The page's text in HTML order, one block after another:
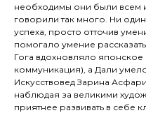
необходимы они были всем
говорили так много. Ни
успеха, просто отточив
помогало умение
Гога вдохновляло японское
коммуникация), а Дали
Искусствовед Зарина
наблюдая за великими
приятнее развивать в себе